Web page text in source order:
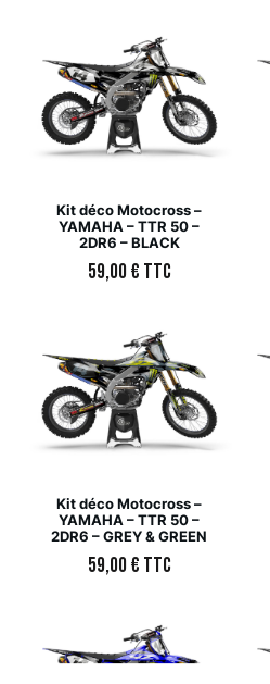
Kit déco Motocross –
YAMAHA – TTR 50 –
2DR6 – BLACK
59,00€ TTC
Kit déco Motocross –
YAMAHA – TTR 50 –
2DR6 – GREY & GREEN
59,00€ TTC